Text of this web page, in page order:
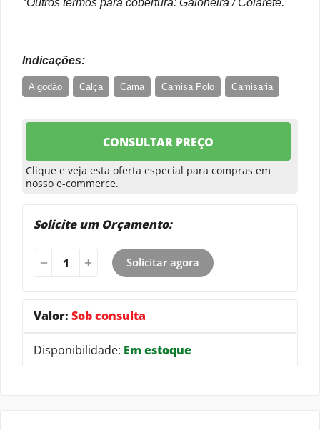
Indicações:
Algodão Calça Cama Camisa Polo Camisaria
T-shirts Underwear Uniformes
CONSULTAR PREÇO
Clique e veja esta oferta especial para compras em
nosso e-commerce.
Solicite um Orçamento:
Solicitar agora
Valor: Sob consulta
Disponibilidade: Em estoque